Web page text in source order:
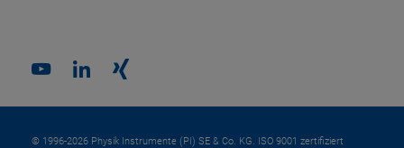
© 1996-2026 Physik Instrumente (PI) SE & Co. KG. ISO 9001 zertifiziert